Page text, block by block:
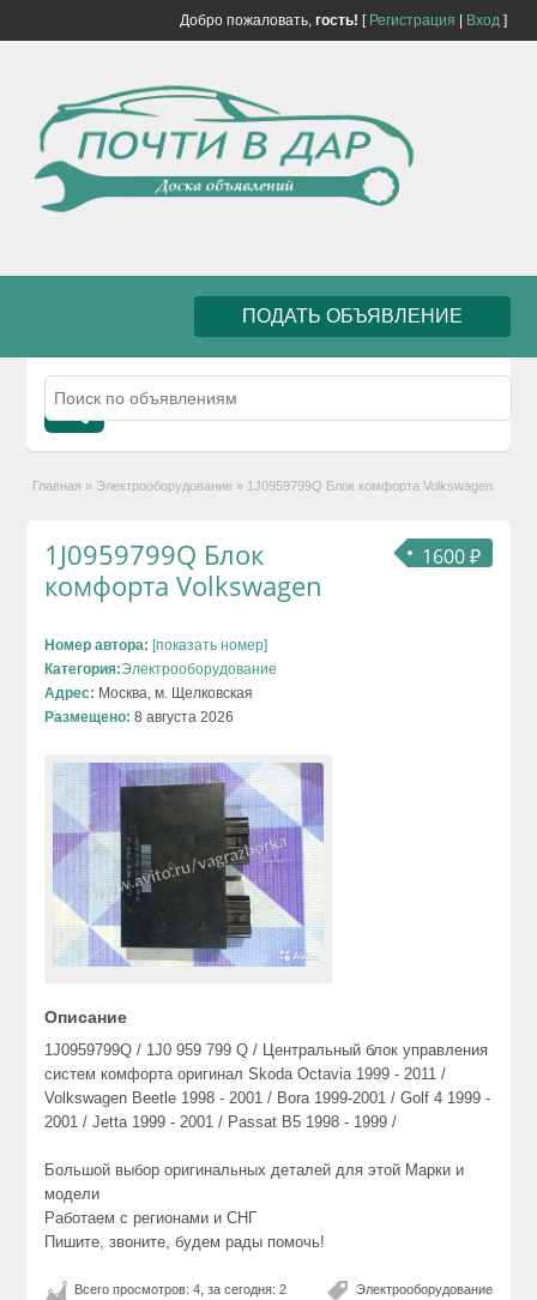
Добро пожаловать, гость! [ Регистрация Вход]
ПОДАТЬ ОБЪЯВЛЕНИЕ
Главная » Электрооборудование » 1J0959799Q Блок комфорта Volkswagen
1600 ₽
1J0959799Q Блок
комфорта Volkswagen
Номер автора: [показать номер]
Категория:Электрооборудование
Адрес: Москва, м. Щелковская
Размещено: 8 августа 2026
Описание
1J0959799Q / 1J0 959 799 Q / Центральный блок управления
систем комфорта оригинал Skoda Octavia 1999 - 2011 /
Volkswagen Beetle 1998 - 2001 / Bora 1999-2001 / Golf 4 1999 -
2001 / Jetta 1999 - 2001 / Passat B5 1998 - 1999 /
Большой выбор оригинальных деталей для этой Марки и
модели
Работаем с регионами и СНГ
Пишите, звоните, будем рады помочь!
Электрооборудование
Всего просмотров: 4, за сегодня: 2